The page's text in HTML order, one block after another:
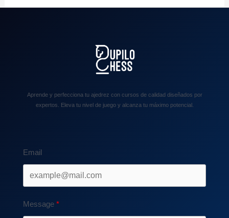
Aprende y perfecciona tu ajedrez con cursos de calidad diseñados por
expertos. Eleva tu nivel de juego y alcanza tu máximo potencial.
Email
Message